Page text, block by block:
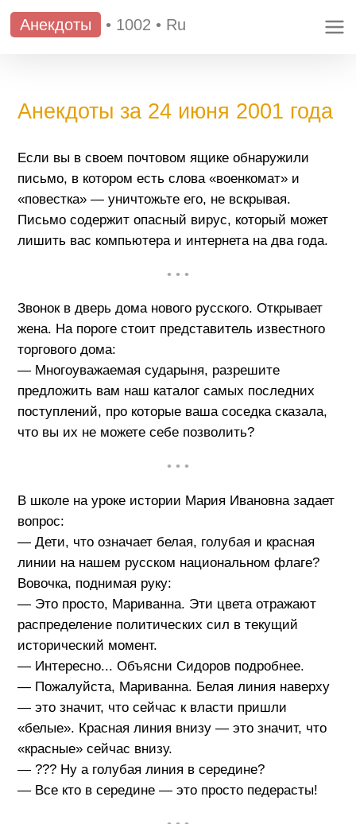
Анекдоты • 1002 • Ru
Анекдоты за 24 июня 2001 года
Если вы в своем почтовом ящике обнаружили
письмо, в котором есть слова «военкомат» и
«повестка» — уничтожьте его, не вскрывая.
Письмо содержит опасный вирус, который может
лишить вас компьютера и интернета на два года.
• • •
Звонок в дверь дома нового русского. Открывает
жена. На пороге стоит представитель известного
торгового дома:
— Многоуважаемая сударыня, разрешите
предложить вам наш каталог самых последних
поступлений, про которые ваша соседка сказала,
что вы их не можете себе позволить?
• • •
В школе на уроке истории Мария Ивановна задает
вопрос:
— Дети, что означает белая, голубая и красная
линии на нашем русском национальном флаге?
Вовочка, поднимая руку:
— Это просто, Мариванна. Эти цвета отражают
распределение политических сил в текущий
исторический момент.
— Интересно... Объясни Сидоров подробнее.
— Пожалуйста, Мариванна. Белая линия наверху
— это значит, что сейчас к власти пришли
«белые». Красная линия внизу — это значит, что
«красные» сейчас внизу.
— ??? Ну а голубая линия в середине?
— Все кто в середине — это просто педерасты!